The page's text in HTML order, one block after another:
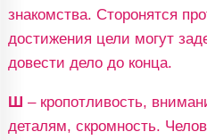
знакомства. Сторонятся
достижения цели могут
довести дело до конца.
Ш – кропотливость,
деталям, скромность.